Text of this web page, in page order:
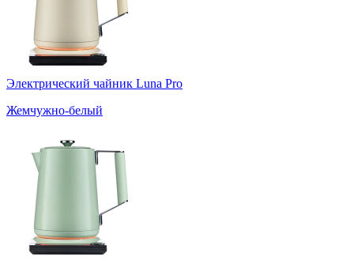
Электрический чайник Luna Pro
Жемчужно-белый